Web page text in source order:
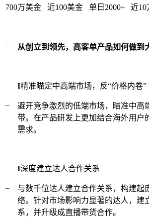
700万美金 近100美金 单日2000+ 近10
从创立到领先，高客单产品如何做到
I精准瞄定中高端市场，反“价格内卷”
避开竞争激烈的低端市场，瞄准中高
带。在产品研发上更加结合海外用户
需求。
I深度建立达人合作关系
与数千位达人建立合作关系，构建起
络。针对市场影响力显著的达人，建
系，并升级成直播带货合作。